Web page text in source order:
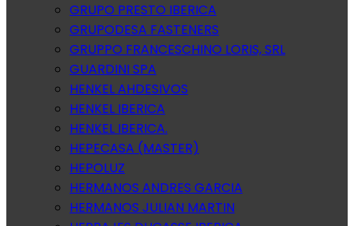
GRUPO PRESTO IBERICA
GRUPODESA FASTENERS
GRUPPO FRANCESCHINO LORIS, SRL
GUARDINI SPA
HENKEL AHDESIVOS
HENKEL IBERICA
HENKEL IBERICA.
HEPECASA (MASTER)
HEPOLUZ
HERMANOS ANDRES GARCIA
HERMANOS JULIAN MARTIN